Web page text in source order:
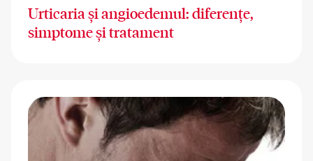
Urticaria și angioedemul: diferențe,
simptome și tratament